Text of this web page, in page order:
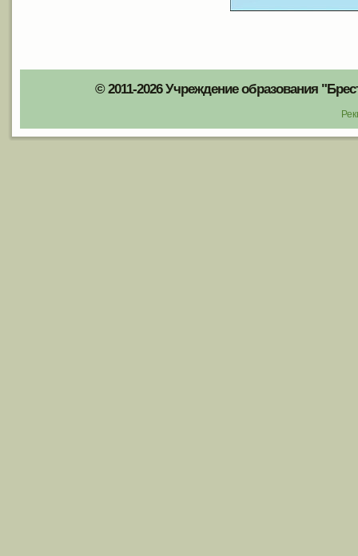
© 2011-2026 Учреждение образования